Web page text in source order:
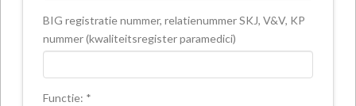
BIG registratie nummer, relatienummer SKJ, V&V, KP
nummer (kwaliteitsregister paramedici)
Functie: *